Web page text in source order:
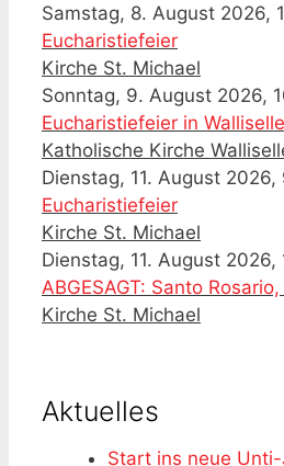
Samstag, 8. August 2026,
Eucharistiefeier
Kirche St. Michael
Sonntag, 9. August 2026,
Eucharistiefeier in
Katholische Kirche
Dienstag, 11. August
Eucharistiefeier
Kirche St. Michael
Dienstag, 11. August
ABGESAGT: Santo Rosario,
Kirche St. Michael
Aktuelles
Start ins neue